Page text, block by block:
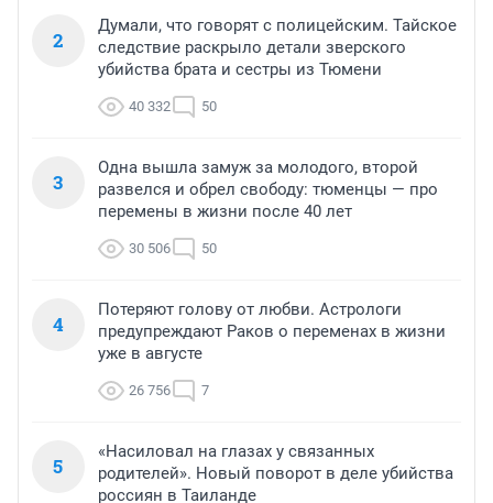
2
Думали, что говорят с полицейским. Тайское
следствие раскрыло детали зверского
убийства брата и сестры из Тюмени
40 332 50
3
Одна вышла замуж за молодого, второй
развелся и обрел свободу: тюменцы — про
перемены в жизни после 40 лет
30 506 50
4
Потеряют голову от любви. Астрологи
предупреждают Раков о переменах в жизни
уже в августе
26 756 7
5
«Насиловал на глазах у связанных
родителей». Новый поворот в деле убийства
россиян в Таиланде